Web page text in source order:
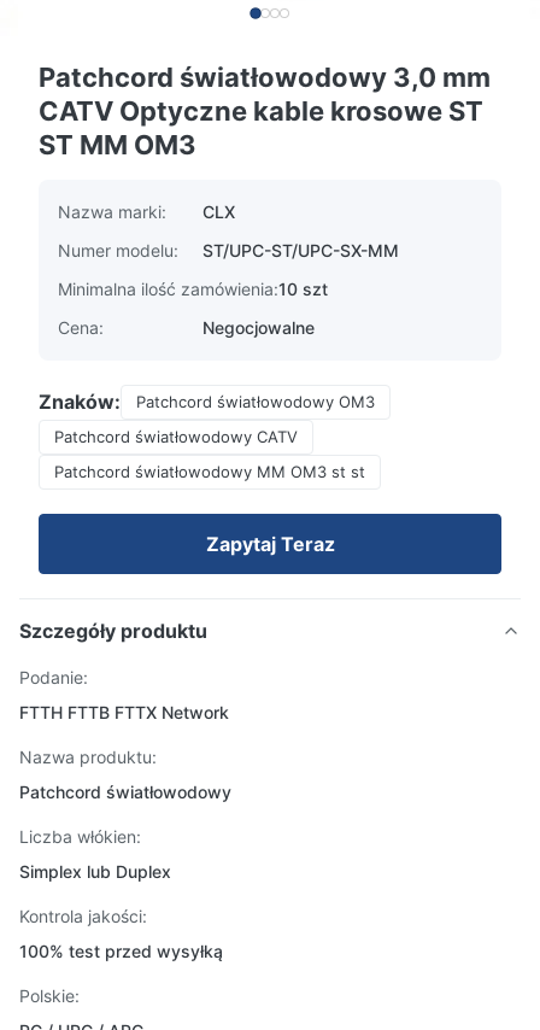
Patchcord światłowodowy 3,0 mm
CATV Optyczne kable krosowe ST
ST MM OM3
Nazwa marki:
CLX
Numer modelu:
ST/UPC-ST/UPC-SX-MM
Minimalna ilość zamówienia:10 szt
Cena:
Negocjowalne
Znaków:
Patchcord światłowodowy OM3
Patchcord światłowodowy CATV
Patchcord światłowodowy MM OM3 st st
Zapytaj Teraz
Szczegóły produktu
Podanie:
FTTH FTTB FTTX Network
Nazwa produktu:
Patchcord światłowodowy
Liczba włókien:
Simplex lub Duplex
Kontrola jakości:
100% test przed wysyłką
Polskie: